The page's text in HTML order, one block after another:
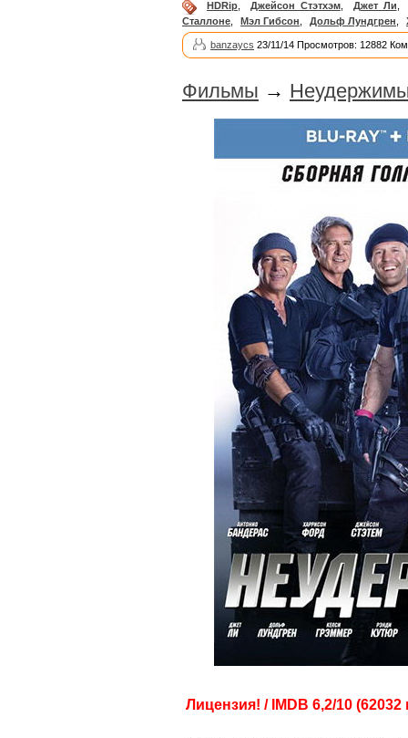
HDRip, Джейсон Стэтхэм, Джет Ли,
Сталлоне
Мэл Гибсон Дольф Лундгрен
banzaycs 23/11/14 Просмотров: 12882
Фильмы →
Лицензия! / IMDB 6,2/10